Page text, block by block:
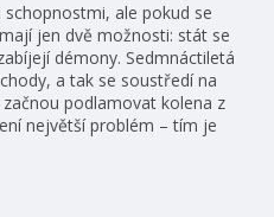
ale pokud se
jen dvě možnosti: stát se
démony. Sedmnáctiletá
a tak se soustředí na
podlamovat kolena z
největší problém – tím je